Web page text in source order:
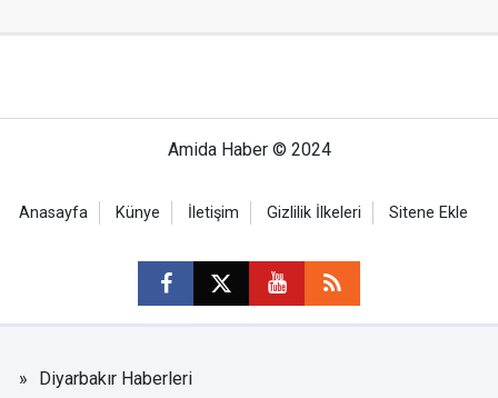
Amida Haber © 2024
Anasayfa Künye İletişim Gizlilik İlkeleri Sitene Ekle
Diyarbakır Haberleri